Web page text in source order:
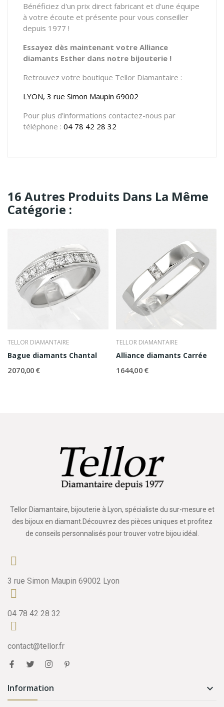
Bénéficiez d'un prix direct fabricant et d'une équipe
à votre écoute et présente pour vous conseiller
depuis 1977 !
Essayez dès maintenant votre Alliance
diamants Esther dans notre bijouterie !
Retrouvez votre boutique Tellor Diamantaire :
LYON, 3 rue Simon Maupin 69002
Pour plus d’informations contactez-nous par
téléphone : 04 78 42 28 32
16 Autres Produits Dans La Même
Catégorie :
TELLOR DIAMANTAIRE
Bague diamants Chantal
2 070,00 €
TELLOR DIAMANTAIRE
Alliance diamants Carrée
1 644,00 €
Tellor Diamantaire, bijouterie à Lyon, spécialiste du sur-mesure et
des bijoux en diamant.Découvrez des pièces uniques et profitez
de conseils personnalisés pour trouver votre bijou idéal.
3 rue Simon Maupin 69002 Lyon
04 78 42 28 32
contact@tellor.fr
Information 